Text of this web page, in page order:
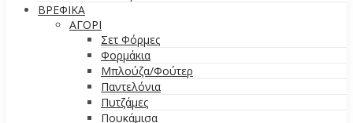
ΒΡΕΦΙΚΑ
ΑΓΟΡΙ
Σετ Φόρμες
Φορμάκια
Μπλούζα/Φούτερ
Παντελόνια
Πυτζάμες
Πουκάμισα